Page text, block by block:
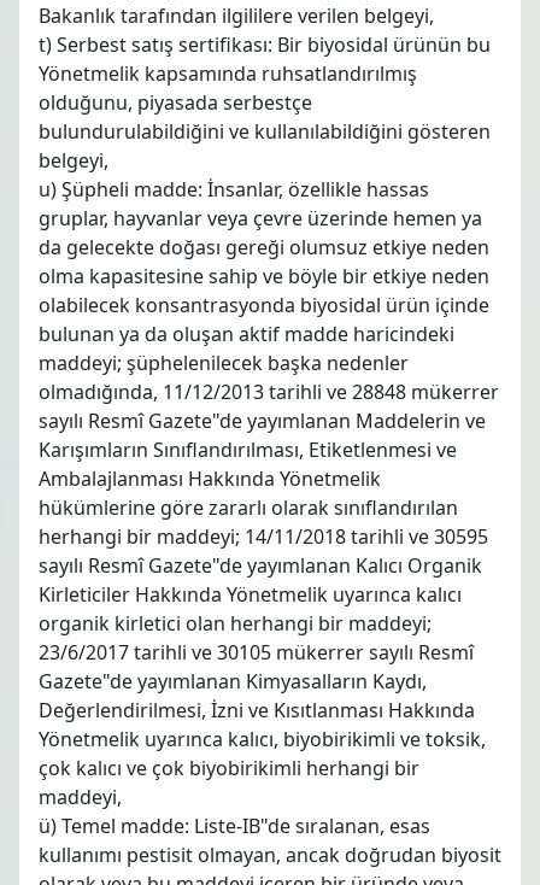
Bakanlık tarafından ilgililere verilen belgeyi,
t) Serbest satış sertifikası: Bir biyosidal ürünün bu
Yönetmelik kapsamında ruhsatlandırılmış
olduğunu, piyasada serbestçe
bulundurulabildiğini ve kullanılabildiğini gösteren
belgeyi,
u) Şüpheli madde: İnsanlar, özellikle hassas
gruplar, hayvanlar veya çevre üzerinde hemen ya
da gelecekte doğası gereği olumsuz etkiye neden
olma kapasitesine sahip ve böyle bir etkiye neden
olabilecek konsantrasyonda biyosidal ürün içinde
bulunan ya da oluşan aktif madde haricindeki
maddeyi; şüphelenilecek başka nedenler
olmadığında, 11/12/2013 tarihli ve 28848 mükerrer
sayılı Resmî Gazete"de yayımlanan Maddelerin ve
Karışımların Sınıflandırılması, Etiketlenmesi ve
Ambalajlanması Hakkında Yönetmelik
hükümlerine göre zararlı olarak sınıflandırılan
herhangi bir maddeyi; 14/11/2018 tarihli ve 30595
sayılı Resmî Gazete"de yayımlanan Kalıcı Organik
Kirleticiler Hakkında Yönetmelik uyarınca kalıcı
organik kirletici olan herhangi bir maddeyi;
23/6/2017 tarihli ve 30105 mükerrer sayılı Resmî
Gazete"de yayımlanan Kimyasalların Kaydı,
Değerlendirilmesi, İzni ve Kısıtlanması Hakkında
Yönetmelik uyarınca kalıcı, biyobirikimli ve toksik,
çok kalıcı ve çok biyobirikimli herhangi bir
maddeyi,
ü) Temel madde: Liste-IB"de sıralanan, esas
kullanımı pestisit olmayan, ancak doğrudan biyosit